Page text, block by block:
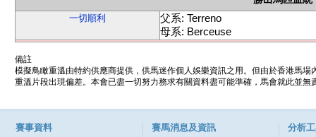
一切順利
父系: Terreno
母系: Berceuse
備註
模擬鳥瞰重溫由特約供應商提供，供馬迷作個人娛樂資訊之用。但由於香港馬
重溫片段出現偏差。本會已盡一切努力務求有關資料盡可能準確，馬會就此並
賽事資料 賽馬消息及資訊 分析